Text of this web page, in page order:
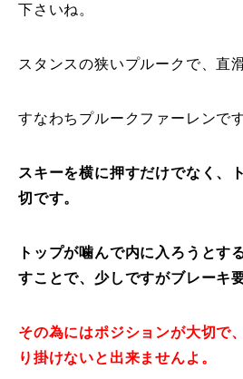
お申し込みについて
動画で学ぶ
コブ斜面の滑り方解説動画
プレゼント
プレゼント付メルマガ
下さいね。
スタンスの狭いプルークで、直滑
すなわちプルークファーレンです
スキーを横に押すだけでなく、
切です。
トップが噛んで内に入ろうとす
すことで、少しですがブレーキ
その為にはポジションが大切で
り掛けないと出来ませんよ。